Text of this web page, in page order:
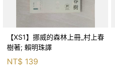
【XS1】挪威的森林上冊_村上春
樹著; 賴明珠譯
NT$ 139